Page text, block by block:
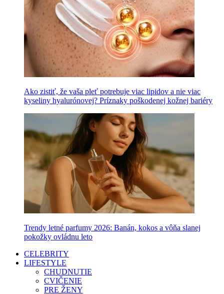
Ako zistiť, že vaša pleť potrebuje viac lipidov a nie viac
kyseliny hyalurónovej? Príznaky poškodenej kožnej bariéry
Trendy letné parfumy 2026: Banán, kokos a vôňa slanej
pokožky ovládnu leto
CELEBRITY
LIFESTYLE
CHUDNUTIE
CVIČENIE
PRE ŽENY